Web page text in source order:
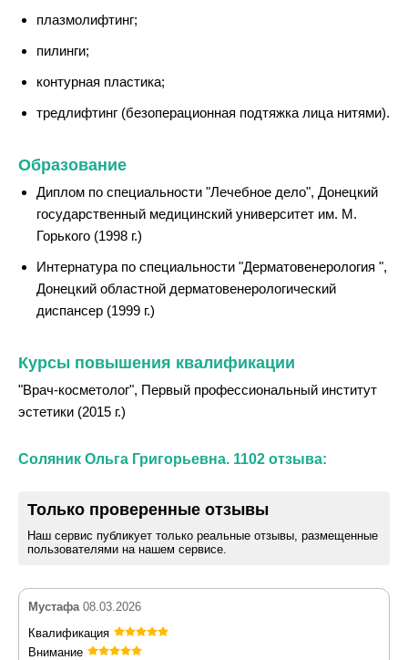
плазмолифтинг;
пилинги;
контурная пластика;
тредлифтинг (безоперационная подтяжка лица нитями).
Образование
Диплом по специальности "Лечебное дело", Донецкий
государственный медицинский университет им. М.
Горького (1998 г.)
Интернатура по специальности "Дерматовенерология ",
Донецкий областной дерматовенерологический
диспансер (1999 г.)
Курсы повышения квалификации
"Врач-косметолог", Первый профессиональный институт
эстетики (2015 г.)
Соляник Ольга Григорьевна. 1102 отзыва:
Только проверенные отзывы
Наш сервис публикует только реальные отзывы, размещенные
пользователями на нашем сервисе.
Мустафа 08.03.2026
Квалификация
Внимание